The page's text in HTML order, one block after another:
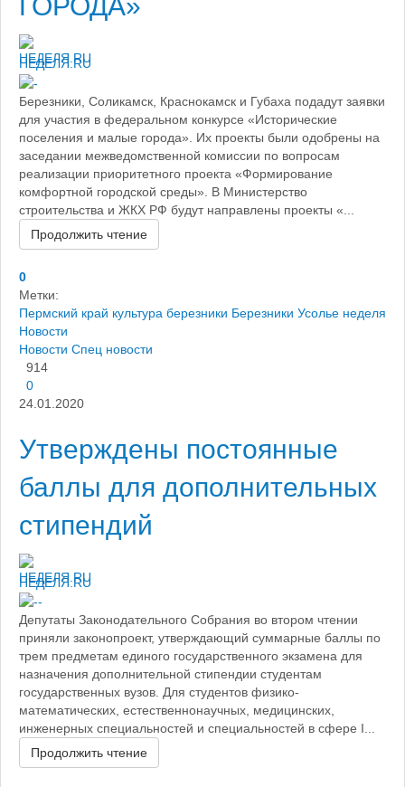
НЕДЕЛЯ.RU
Березники, Соликамск, Краснокамск и Губаха подадут заявки
для участия в федеральном конкурсе «Исторические
поселения и малые города». Их проекты были одобрены на
заседании межведомственной комиссии по вопросам
реализации приоритетного проекта «Формирование
комфортной городской среды». В Министерство
строительства и ЖКХ РФ будут направлены проекты «...
Продолжить чтение
0
Метки:
Пермский край культура березники Березники Усолье неделя
Новости
Новости Спец новости
914
0
24.01.2020
Утверждены постоянные
баллы для дополнительных
стипендий
НЕДЕЛЯ.RU
Депутаты Законодательного Собрания во втором чтении
приняли законопроект, утверждающий суммарные баллы по
трем предметам единого государственного экзамена для
назначения дополнительной стипендии студентам
государственных вузов. Для студентов физико-
математических, естественнонаучных, медицинских,
инженерных специальностей и специальностей в сфере I...
Продолжить чтение